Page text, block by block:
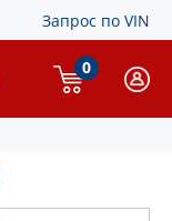
Запрос по VIN
0